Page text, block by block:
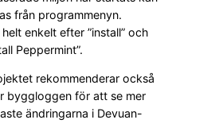
från programmenyn.
enkelt efter ”install” och
Peppermint”.
rekommenderar också
byggloggen för att se mer
ändringarna i Devuan-